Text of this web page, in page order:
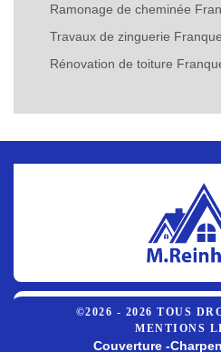
Ramonage de cheminée
Travaux de zinguerie
Rénovation de toiture
©2026 - 2026 TOUS
MENTIONS
Couverture -